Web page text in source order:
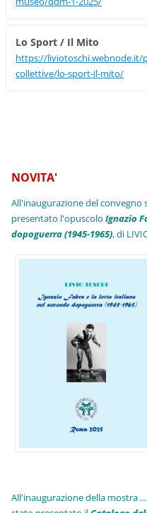
Lo Sport / Il Mito
https://
collettive/lo-sport-il-mito/
NOVITA'
All'inaugurazione del convegno
presentato l'opuscoloIgnazio
dopoguerra (1945-1965), di
All'inaugurazione della mostra